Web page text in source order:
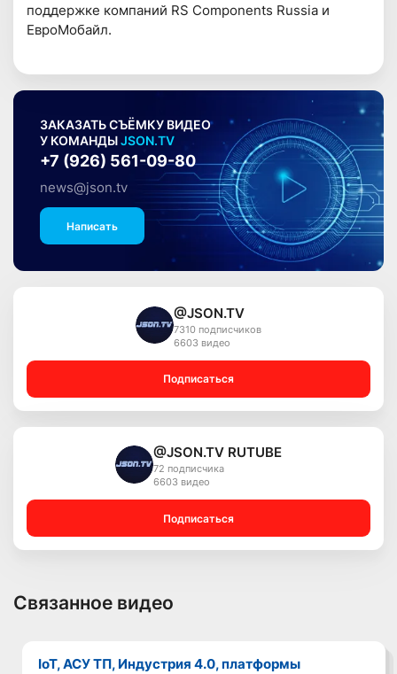
поддержке компаний RS Components Russia и
ЕвроМобайл.
ЗАКАЗАТЬ СЪЁМКУ ВИДЕО
У КОМАНДЫJSON.TV
+7 (926) 561-09-80
news@json.tv
Написать
@JSON.TV
7310 подписчиков
6603 видео
Подписаться
@JSON.TV RUTUBE
72 подписчика
6603 видео
Подписаться
Связанное видео
IoT, АСУ ТП, Индустрия 4.0, платформы